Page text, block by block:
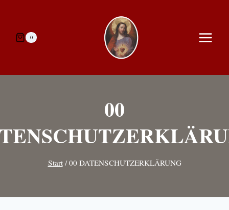
springen0
00
Start / 00 DATENSCHUTZERKLÄRUNG